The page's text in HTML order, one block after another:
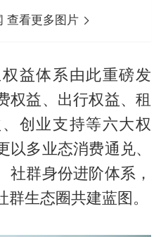
查看更多图片
益体系由此重磅发
权益、出行权益、租
创业支持等六大权
多业态消费通兑、
社群身份进阶体系，
生态圈共建蓝图。